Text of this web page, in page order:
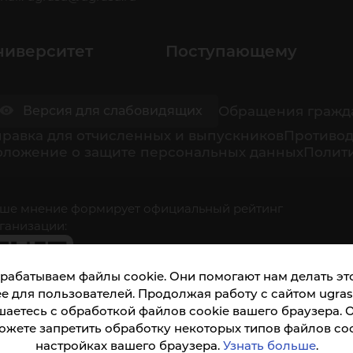
файлы cookie. Они помогают нам делать
для пользователей. Продолжая работу с сайтом
с обработкой файлов cookie вашего браузера.
запретить обработку некоторых типов файлов
настройках вашего браузера. Узнать больше.
Поступающему
мнение формирует официальный рейтинг
доступна по QR-коду, а так же по прямой